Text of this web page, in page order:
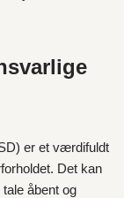
er et værdifuldt
Det kan
åbent og